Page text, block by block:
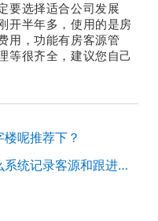
要选择适合公司发展
开半年多，使用的是房
用，功能有房客源管
等很齐全，建议您自己
呢推荐下？
房产中介使用什么系统记录客源和跟进信息的？